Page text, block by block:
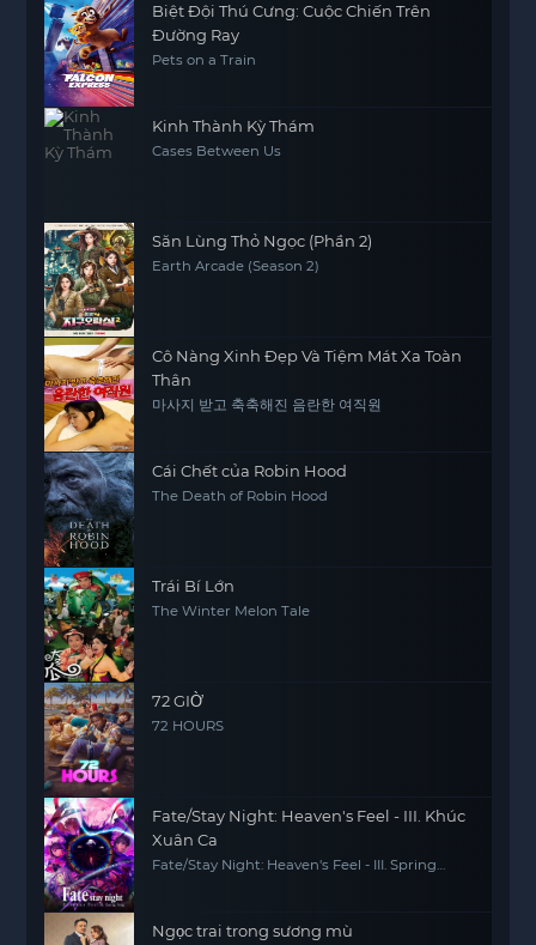
Biệt Đội Thú Cưng: Cuộc Chiến Trên
Đường Ray
Pets on a Train
Kinh Thành Kỳ Thám
Cases Between Us
Săn Lùng Thỏ Ngọc (Phần 2)
Earth Arcade (Season 2)
Cô Nàng Xinh Đẹp Và Tiệm Mát Xa Toàn
Thân
마사지 받고 축축해진 음란한 여직원
Cái Chết của Robin Hood
The Death of Robin Hood
Trái Bí Lớn
The Winter Melon Tale
72 GIỜ
72 HOURS
Fate/Stay Night: Heaven's Feel - III. Khúc
Xuân Ca
Fate/Stay Night: Heaven's Feel - III. Spring
Ngọc trai trong sương mù